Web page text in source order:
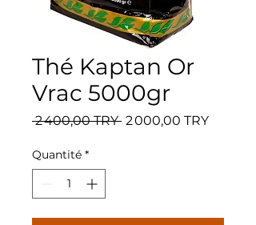
Thé Kaptan Or
Vrac 5000gr
2 400,00 TRY Prix original
2 000,00 TRYPrix
Quantité *